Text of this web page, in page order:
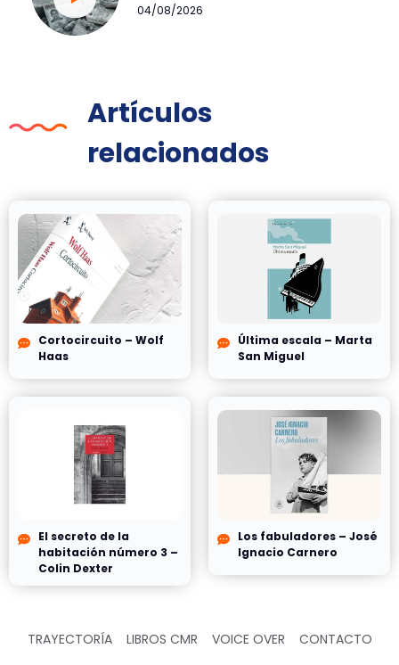
04/08/2026
Artículos
relacionados
Cortocircuito – Wolf
Haas
Última escala – Marta
San Miguel
El secreto de la
habitación número 3 –
Colin Dexter
Los fabuladores – José
Ignacio Carnero
TRAYECTORÍA LIBROS CMR VOICE OVER CONTACTO